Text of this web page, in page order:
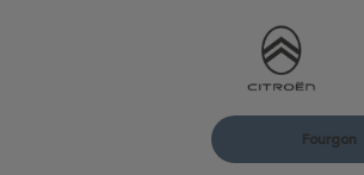
Fourgon